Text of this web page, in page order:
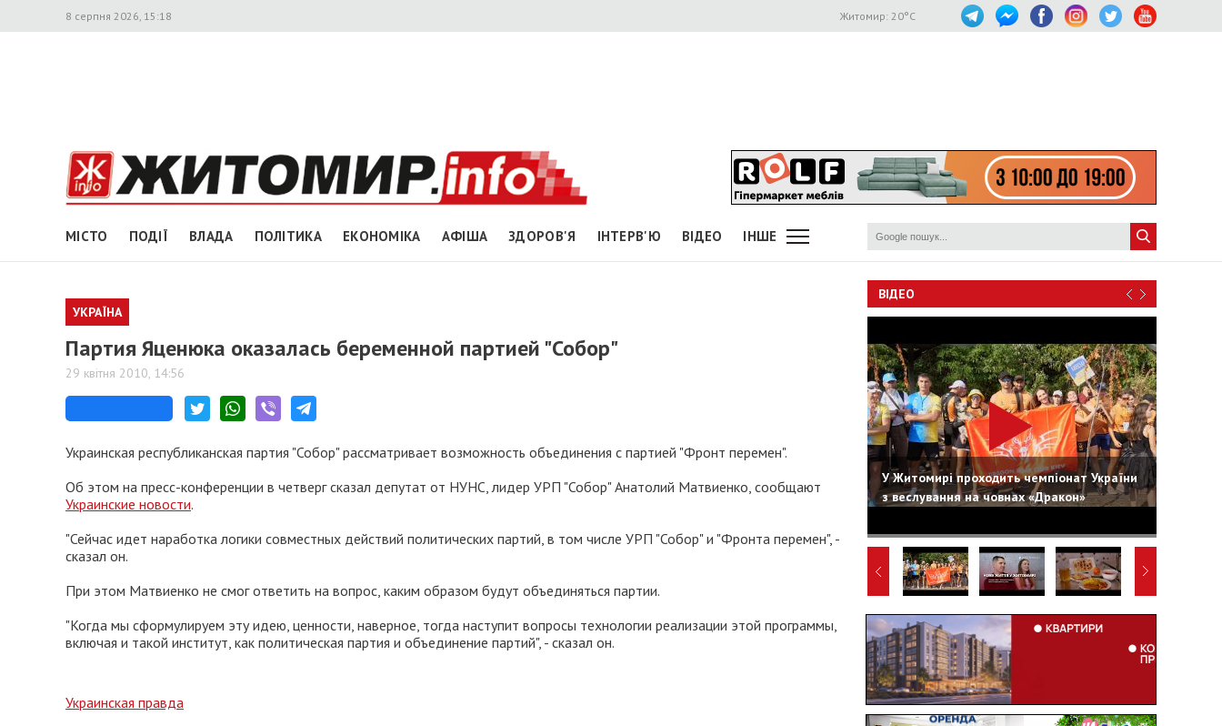
8 серпня 2026, 15:18 Житомир: 20°C
МІСТО ПОДІЇ ВЛАДА ПОЛІТИКА ЕКОНОМІКА АФІША ЗДОРОВ'Я ІНТЕРВ'Ю ВІДЕО ІНШЕ
УКРАЇНА
Партия Яценюка оказалась беременной партией "Собор"
29 квітня 2010, 14:56
Украинская республиканская партия "Собор" рассматривает возможность объединения с партией "Фронт перемен".
Об этом на пресс-конференции в четверг сказал депутат от НУНС, лидер УРП "Собор" Анатолий Матвиенко, сообщают
Украинские новости.
"Сейчас идет наработка логики совместных действий политических партий, в том числе УРП "Собор" и "Фронта перемен", -
сказал он.
При этом Матвиенко не смог ответить на вопрос, каким образом будут объединяться партии.
"Когда мы сформулируем эту идею, ценности, наверное, тогда наступит вопросы технологии реализации этой программы,
включая и такой институт, как политическая партия и объединение партий", - сказал он.
Украинская правда
ВІДЕО
У Житомирі проходить чемпіонат України
з веслування на човнах «Дракон»